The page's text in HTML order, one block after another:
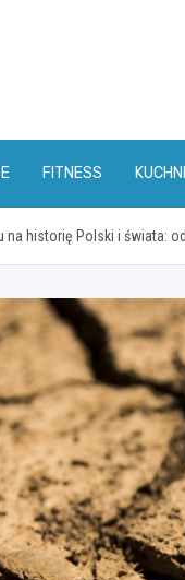
FITNESS
na historię Polski i świata: